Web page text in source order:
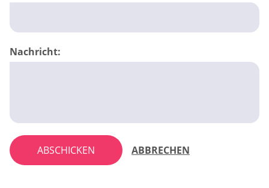
Nachricht:
ABSCHICKEN ABBRECHEN